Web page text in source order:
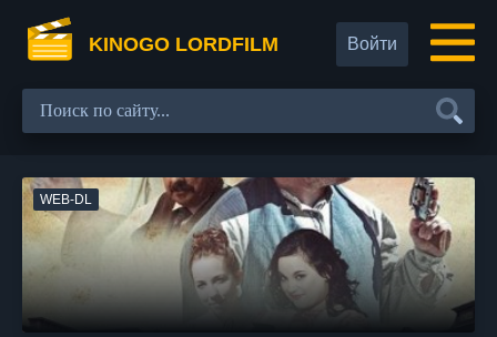
KINOGO LORDFILM Войти
WEB-DL